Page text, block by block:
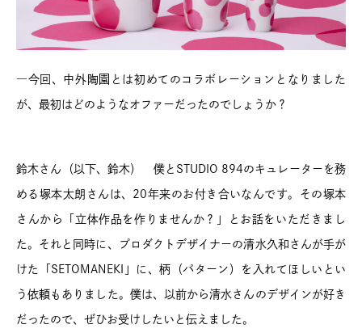
―今回、中外陶園とは初めてのコラボレーションとなりました
が、最初はどのようなオファーだったのでしょうか？
鈴木さん（以下、鈴木） 僕とSTUDIO 894のキュレーターを務
める塚本太朗さんは、20年来のお付き合いなんです。その塚本
さんから「立体作品を作りませんか？」とお話をいただきまし
た。それと同時に、プロダクトデザイナーの清水久和さんが手が
けた「SETOMANEKI」に、柄（パターン）を入れてほしいとい
う依頼もありました。僕は、以前から清水さんのデザインが好き
だったので、ぜひお受けしたいと伝えました。